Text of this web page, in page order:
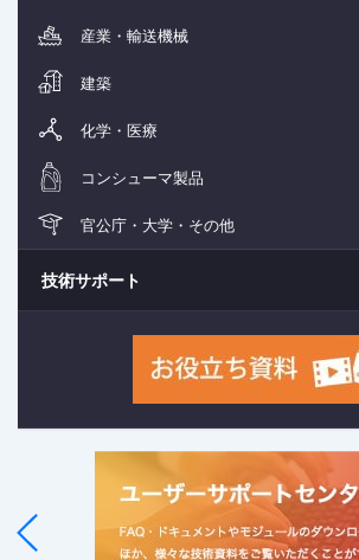
産業・輸送機械
建築
化学・医療
コンシューマ製品
官公庁・大学・その他
技術サポート